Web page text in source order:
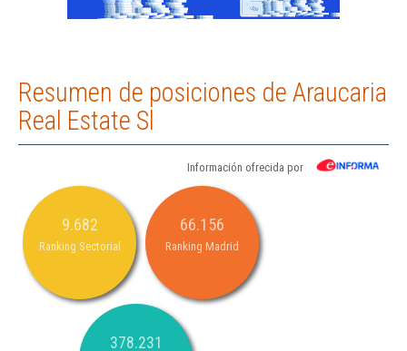
Resumen de posiciones de Araucaria
Real Estate Sl
Información ofrecida por
9.682
Ranking Sectorial
66.156
Ranking Madrid
378.231